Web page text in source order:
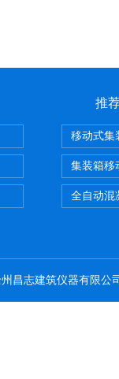
推
移动式集
集装箱移
全自动混
昌志建筑仪器有限公